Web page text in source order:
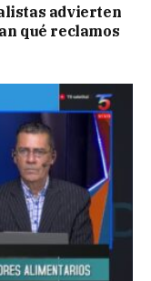
advierten
qué reclamos